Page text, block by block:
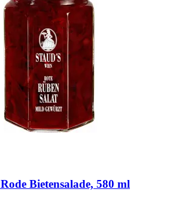
Rode Bietensalade, 580 ml